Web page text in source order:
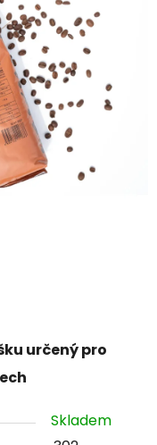
určený pro
h
Skladem